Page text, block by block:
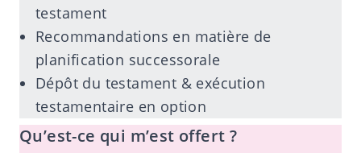
testament
Recommandations en matière de
planification successorale
Dépôt du testament & exécution
testamentaire en option
Qu’est-ce qui m’est offert ?